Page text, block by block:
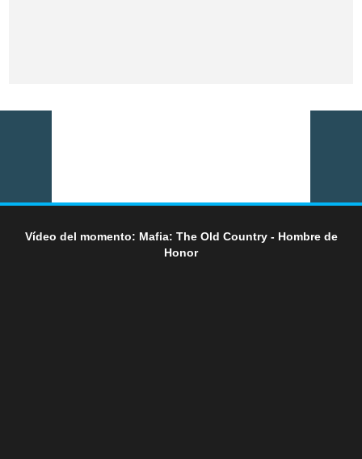
Vídeo del momento: Mafia: The Old Country - Hombre de
Honor